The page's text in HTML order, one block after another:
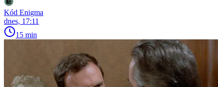
Kód Enigma
dnes, 17:11
15 min